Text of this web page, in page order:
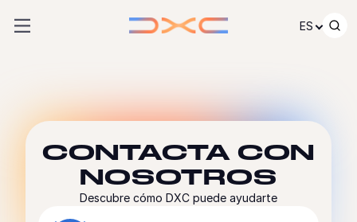
ES
CONTACTA CON
NOSOTROS
Descubre cómo DXC puede ayudarte